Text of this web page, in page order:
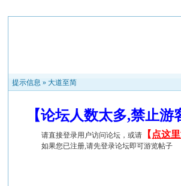
提示信息 » 大道至简
【论坛人数太多,禁止
请直接登录用户访问论坛，或请 【 点这
如果您已注册,请先登录论坛即可游览帖子